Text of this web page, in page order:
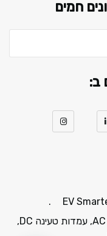
חמים
ב:
EV
.
מתמחים ביבוא והתקנות עמדות טעינה AC, עמדות טעינה DC,